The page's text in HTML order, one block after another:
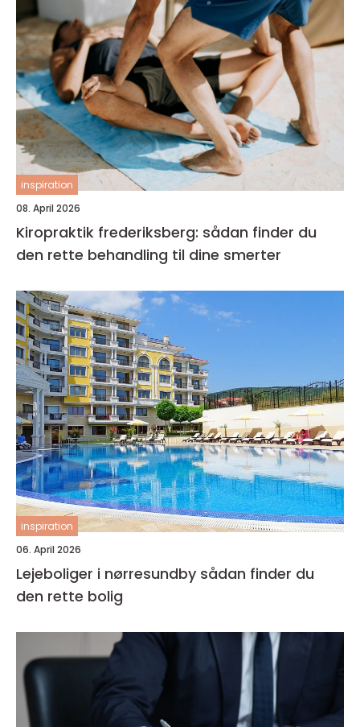
inspiration
08. April 2026
Kiropraktik frederiksberg: sådan finder du
den rette behandling til dine smerter
inspiration
06. April 2026
Lejeboliger i nørresundby sådan finder du
den rette bolig